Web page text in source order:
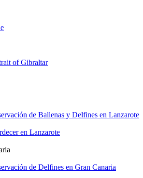
of Gibraltar
de Ballenas y Delfines en Lanzarote
en Lanzarote
de Delfines en Gran Canaria